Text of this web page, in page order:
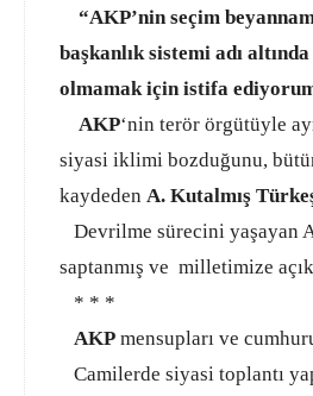
“AKP’nin seçim
başkanlık sistemi adı
olmamak için istifa
AKP‘nin terör örgütüyle
siyasi iklimi bozduğunu,
kaydeden A. Kutalmış
Devrilme sürecini yaşayan
saptanmış ve milletimize
* * *
AKP mensupları ve
Camilerde siyasi toplantı